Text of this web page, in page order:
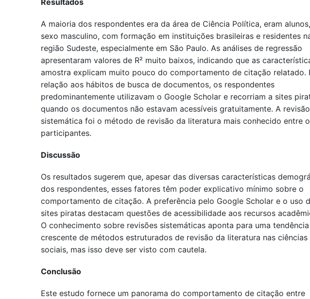
Resultados
A maioria dos respondentes era da área de Ciência Política, eram
sexo masculino, com formação em instituições brasileiras e residentes
região Sudeste, especialmente em São Paulo. As análises de regressão
apresentaram valores de R² muito baixos, indicando que as
amostra explicam muito pouco do comportamento de citação relatado.
relação aos hábitos de busca de documentos, os respondentes
predominantemente utilizavam o Google Scholar e recorriam a sites
quando os documentos não estavam acessíveis gratuitamente. A revisão
sistemática foi o método de revisão da literatura mais conhecido entre
participantes.
Discussão
Os resultados sugerem que, apesar das diversas características
dos respondentes, esses fatores têm poder explicativo mínimo sobre o
comportamento de citação. A preferência pelo Google Scholar e o uso
sites piratas destacam questões de acessibilidade aos recursos
O conhecimento sobre revisões sistemáticas aponta para uma tendência
crescente de métodos estruturados de revisão da literatura nas ciências
sociais, mas isso deve ser visto com cautela.
Conclusão
Este estudo fornece um panorama do comportamento de citação entre